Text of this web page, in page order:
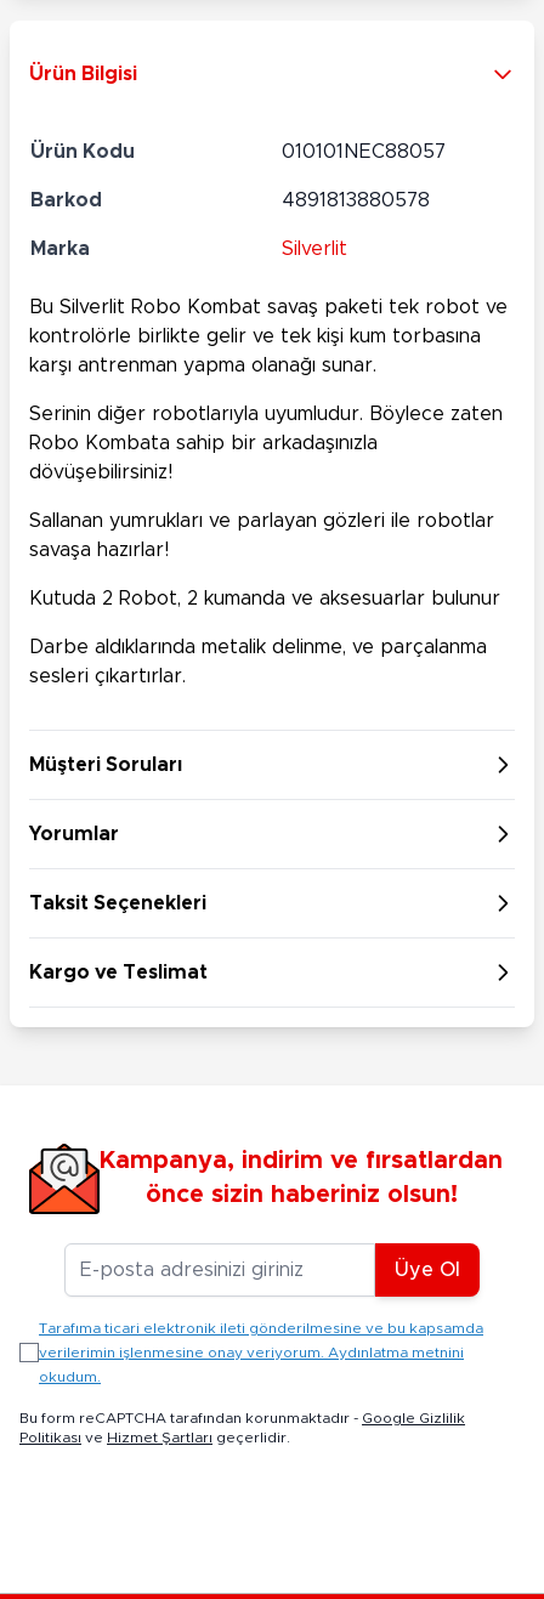
Ürün Bilgisi
Ürün Kodu 010101NEC88057
Barkod 4891813880578
Marka Silverlit
Bu Silverlit Robo Kombat savaş paketi tek robot ve
kontrolörle birlikte gelir ve tek kişi kum torbasına
karşı antrenman yapma olanağı sunar.
Serinin diğer robotlarıyla uyumludur. Böylece zaten
Robo Kombata sahip bir arkadaşınızla
dövüşebilirsiniz!
Sallanan yumrukları ve parlayan gözleri ile robotlar
savaşa hazırlar!
Kutuda 2 Robot, 2 kumanda ve aksesuarlar bulunur
Darbe aldıklarında metalik delinme, ve parçalanma
sesleri çıkartırlar.
Müşteri Soruları
Yorumlar
Taksit Seçenekleri
Kargo ve Teslimat
Kampanya, indirim ve fırsatlardan
önce sizin haberiniz olsun!
E-posta Adresiniz
Üye Ol
Tarafıma ticari elektronik ileti gönderilmesine ve bu kapsamda
verilerimin işlenmesine onay veriyorum. Aydınlatma metnini
okudum.
Bu form reCAPTCHA tarafından korunmaktadır - Google Gizlilik
Politikası ve Hizmet Şartları geçerlidir.